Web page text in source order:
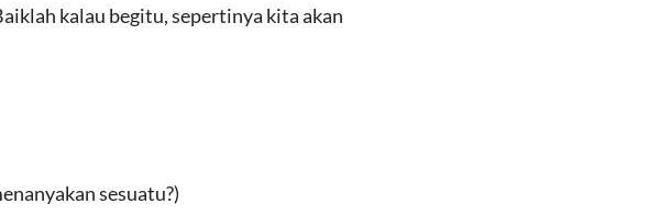
kalau begitu, sepertinya kita akan
sesuatu?)